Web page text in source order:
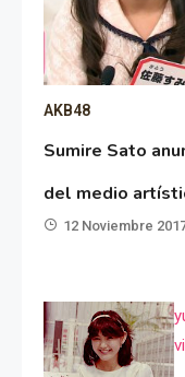
AKB48
Sumire Sato
del medio
12 Noviembre